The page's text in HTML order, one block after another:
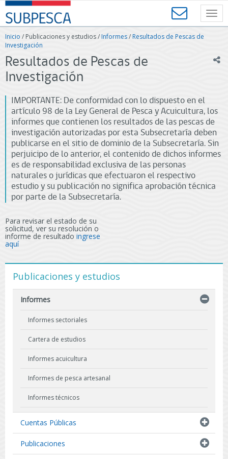
Contenido
principal
SUBPESCA
-
Subsecretaría
de
y
Acuicultura
-
de
Chile
Inicio / Publicaciones y estudios /Informes/Resultados de Pescas de
Investigación
Resultados de Pescas de
Investigación
IMPORTANTE: De conformidad con lo dispuesto en el
artículo 98 de la Ley General de Pesca y Acuicultura, los
informes que contienen los resultados de las pescas de
investigación autorizadas por esta Subsecretaría deben
publicarse en el sitio de dominio de la Subsecretaría. Sin
perjuicipo de lo anterior, el contenido de dichos informes
es de responsabilidad exclusiva de las personas
naturales o jurídicas que efectuaron el respectivo
estudio y su publicación no significa aprobación técnica
por parte de la Subsecretaría.
Para revisar el estado de su
solicitud, ver su resolución o
informe de resultado ingrese
aquí
Publicaciones y estudios
Informes
Informes sectoriales
Cartera de estudios
Informes acuicultura
Informes de pesca artesanal
Informes técnicos
Resultados de Pescas de Investigación
Cuentas Públicas
Publicaciones